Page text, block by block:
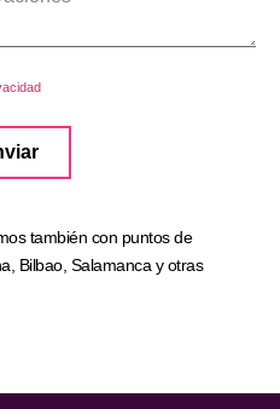
también con puntos de
Bilbao, Salamanca y otras